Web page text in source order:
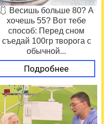
🩱 Весишь больше 80? А
хочешь 55? Вот тебе
способ: Перед сном
съедай 100гр творога с
обычной...
Подробнее